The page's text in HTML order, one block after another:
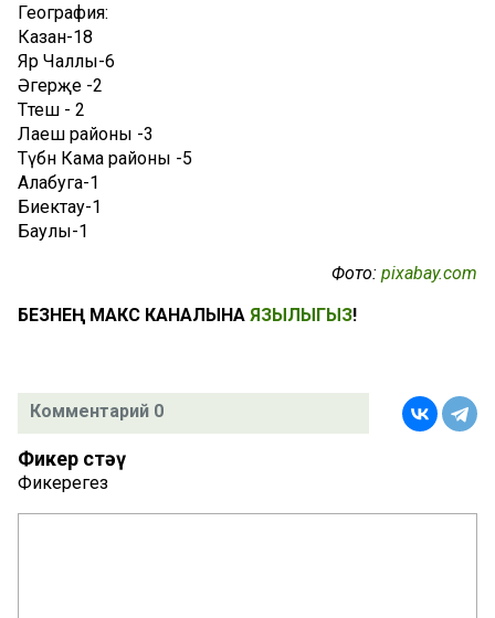
География:
Казан-18
Яр Чаллы-6
Әгерҗе -2
Тәтеш - 2
Лаеш районы -3
Түбән Кама районы -5
Алабуга-1
Биектау-1
Баулы-1
Фото: pixabay.com
БЕЗНЕҢ МАКС КАНАЛЫНА ЯЗЫЛЫГЫЗ!
Комментарий 0
Фикер өстәү
Фикерегез